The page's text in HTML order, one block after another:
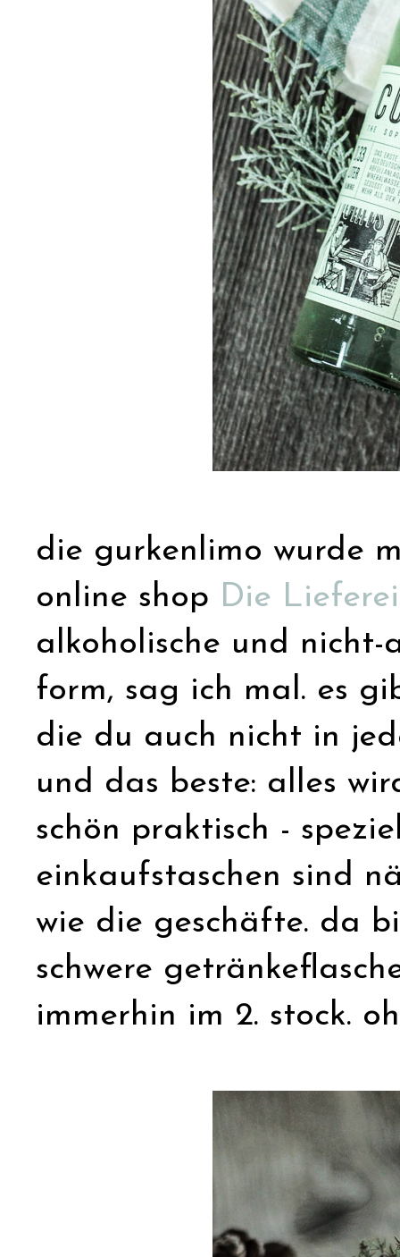
die gurkenlimo wurde
online shop Die Lieferei
alkoholische und nicht-
form, sag ich mal. es
die du auch nicht in
und das beste: alles
schön praktisch -
einkaufstaschen sind
wie die geschäfte. da
schwere
immerhin im 2. stock.